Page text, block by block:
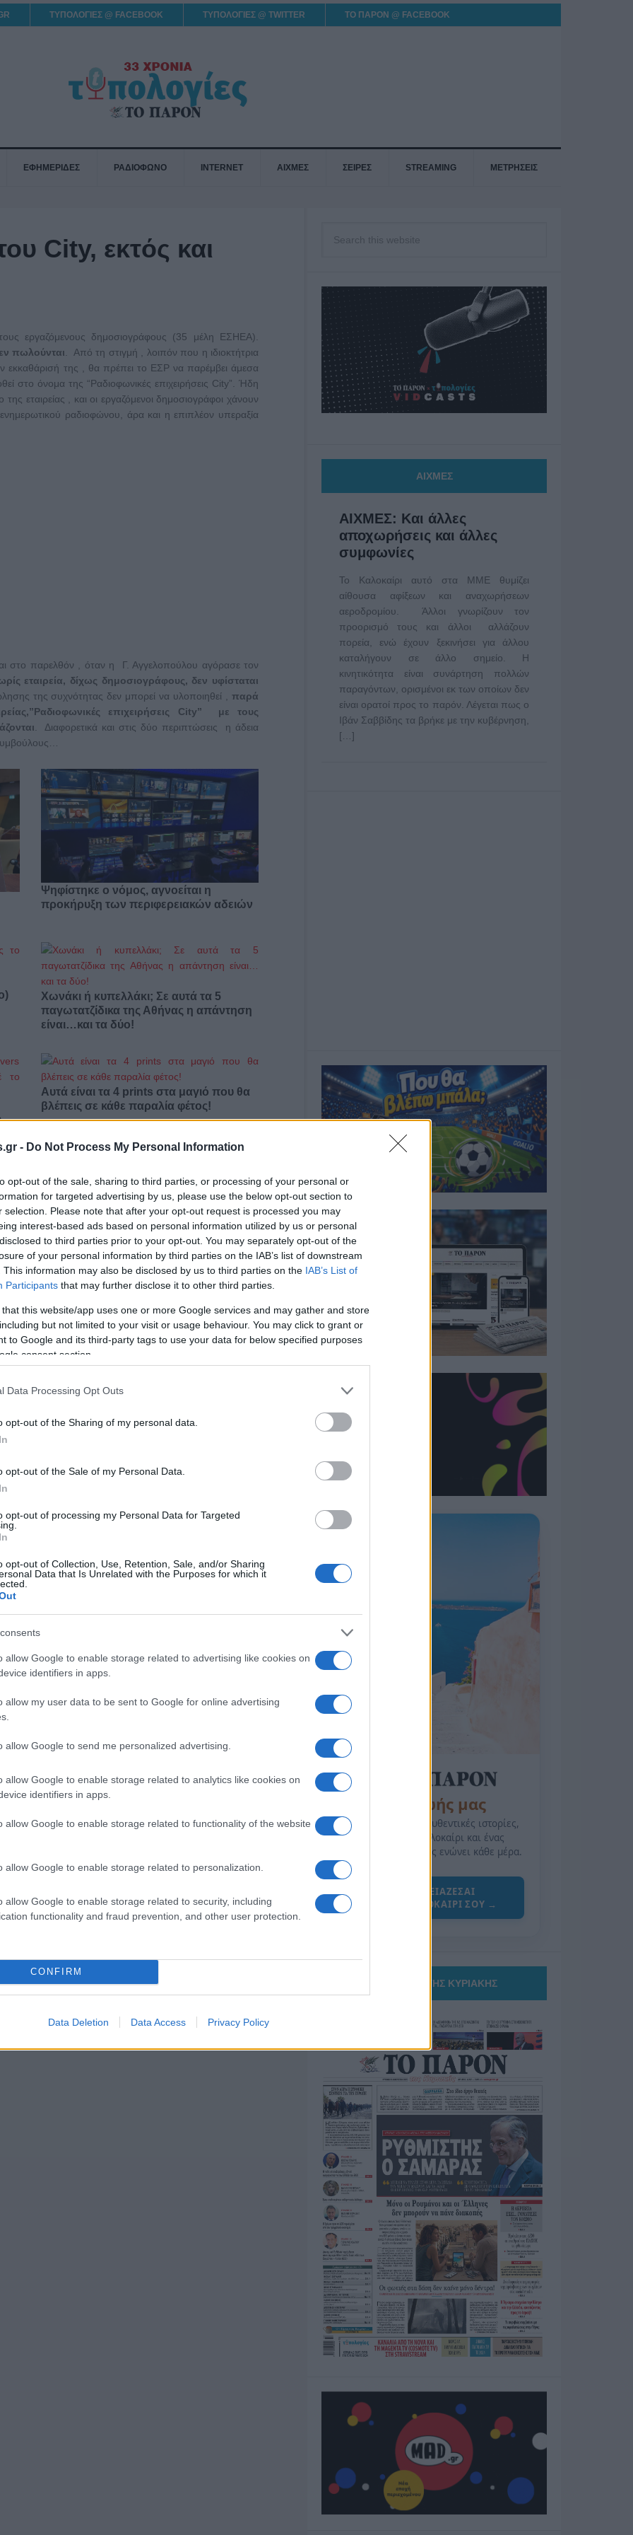
- Do Not Process My Personal Information
opt-out of the sale, sharing to third parties, or processing of your personal or
for targeted advertising by us, please use the below opt-out section to
selection. Please note that after your opt-out request is processed you may
interest-based ads based on personal information utilized by us or personal
to third parties prior to your opt-out. You may separately opt-out of the
of your personal information by third parties on the IAB’s list of downstream
This information may also be disclosed by us to third parties on the IAB’s List of
Participants that may further disclose it to other third parties.
that this website/app uses one or more Google services and may gather and store
but not limited to your visit or usage behaviour. You may click to grant or
to Google and its third-party tags to use your data for below specified purposes
consent section.
Data Processing Opt Outs
opt-out of the Sharing of my personal data.
opt-out of the Sale of my Personal Data.
opt-out of processing my Personal Data for Targeted
opt-out of Collection, Use, Retention, Sale, and/or Sharing
Data that Is Unrelated with the Purposes for which it
allow Google to enable storage related to advertising like cookies on
identifiers in apps.
allow my user data to be sent to Google for online advertising
allow Google to send me personalized advertising.
allow Google to enable storage related to analytics like cookies on
identifiers in apps.
allow Google to enable storage related to functionality of the website
allow Google to enable storage related to personalization.
allow Google to enable storage related to security, including
functionality and fraud prevention, and other user protection.
CONFIRM
Data Deletion Data Access Privacy Policy
ΤΥΠΟΛΟΓΙΕΣ @ FACEBOOK ΤΥΠΟΛΟΓΙΕΣ @ TWITTER ΤΟ ΠΑΡΟΝ @ FACEBOOK
ΕΦΗΜΕΡΙΔΕΣ ΡΑΔΙΟΦΩΝΟ INTERNET ΑΙΧΜΕΣ ΣΕΙΡΕΣ STREAMING ΜΕΤΡΗΣΕΙΣ
City, εκτός και
τους εργαζόμενους δημοσιογράφους (35 μέλη ΕΣΗΕΑ).
πωλούνται . Από τη στιγμή , λοιπόν που η ιδιοκτήτρια
εκκαθάρισή της , θα πρέπει το ΕΣΡ να παρέμβει άμεσα
στο όνομα της “Ραδιοφωνικές επιχειρήσεις City”. Ήδη
εταιρείας , και οι εργαζόμενοι δημοσιογράφοι χάνουν
ραδιοφώνου, άρα και η επιπλέον υπεραξία
στο παρελθόν , όταν η Γ. Αγγελοπούλου αγόρασε τον
εταιρεία, δίχως δημοσιογράφους, δεν υφίσταται
της συχνότητας δεν μπορεί να υλοποιηθεί ,παρά
επιχειρήσεις City” με τους
. Διαφορετικά και στις δύο περιπτώσεις η άδεια
Ψηφίστηκε ο νόμος, αγνοείται η
προκήρυξη των περιφερειακών αδειών
Χωνάκι ή κυπελλάκι; Σε αυτά τα 5
παγωτατζίδικα της Αθήνας η απάντηση
είναι…και τα δύο!
Αυτά είναι τα 4 prints στα μαγιό που θα
βλέπεις σε κάθε παραλία φέτος!
Πώς να ξεφλουδίζεις εύκολα το σκόρδο
– Το kitchen trick που κάθε foodie
πρέπει να ξέρει
Τηλεοπτικά «Μαγειρέματα», Ψηφιακοί
Πόλεμοι και ένα… Τσουνάμι Αλλαγών: Η
Εβδομάδα που Ανακάτεψε την
Τράπουλα των Ελληνικών Media
ΤΣΟΥΝΑΜΙ ψηφιακής οργής…
Ο καιρός των επομένων ημερών:
θερμοκρασίας
ΑΙΧΜΕΣ
ΑΙΧΜΕΣ: Και άλλες
αποχωρήσεις και άλλες
συμφωνίες
Το Καλοκαίρι αυτό στα ΜΜΕ θυμίζει
αίθουσα αφίξεων και αναχωρήσεων
αεροδρομίου. Άλλοι γνωρίζουν τον
προορισμό τους και άλλοι αλλάζουν
πορεία, ενώ έχουν ξεκινήσει για άλλου
καταλήγουν σε άλλο σημείο. Η
κινητικότητα είναι συνάρτηση πολλών
παραγόντων, ορισμένοι εκ των οποίων δεν
είναι ορατοί προς το παρόν. Λέγεται πως ο
Ιβάν Σαββίδης τα βρήκε με την κυβέρνηση,
[…]
της Ζωής μας
Οι άνθρωποι, οι αυθεντικές ιστορίες,
το ελληνικό καλοκαίρι και ένας
πολιτισμός που μας ενώνει κάθε μέρα.
ΟΣΑ ΧΡΕΙΑΖΕΣΑΙ
ΓΙΑ ΤΟ ΚΑΛΟΚΑΙΡΙ ΣΟΥ →
ΤΟ ΠΑΡΟΝ ΤΗΣ ΚΥΡΙΑΚΗΣ